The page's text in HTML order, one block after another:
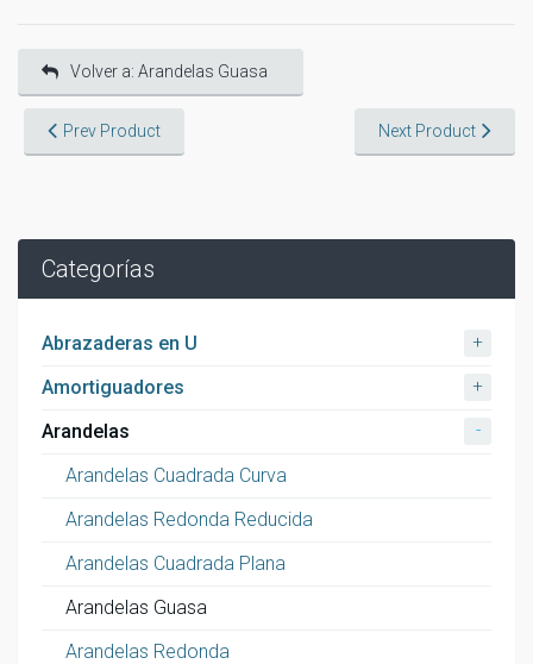
Volver a: Arandelas Guasa
Prev Product Next Product
Categorías
Abrazaderas en U +
Amortiguadores +
Arandelas -
Arandelas Cuadrada Curva
Arandelas Redonda Reducida
Arandelas Cuadrada Plana
Arandelas Guasa
Arandelas Redonda